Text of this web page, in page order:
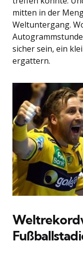
mitten in der
Weltuntergang.
sicher sein, ein
ergattern.